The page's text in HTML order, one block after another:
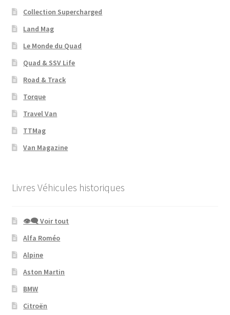
Collection Supercharged
Land Mag
Le Monde du Quad
Quad & SSV Life
Road & Track
Torque
Travel Van
TTMag
Van Magazine
Livres Véhicules historiques
👁‍🗨 Voir tout
Alfa Roméo
Alpine
Aston Martin
BMW
Citroën